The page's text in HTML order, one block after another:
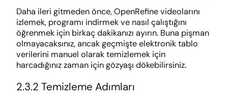
Daha ileri gitmeden önce, OpenRefine videolarını
izlemek, programı indirmek ve nasıl çalıştığını
öğrenmek için birkaç dakikanızı ayırın. Buna pişman
olmayacaksınız, ancak geçmişte elektronik tablo
verilerini manuel olarak temizlemek için
harcadığınız zaman için gözyaşı dökebilirsiniz.
2.3.2 Temizleme Adımları